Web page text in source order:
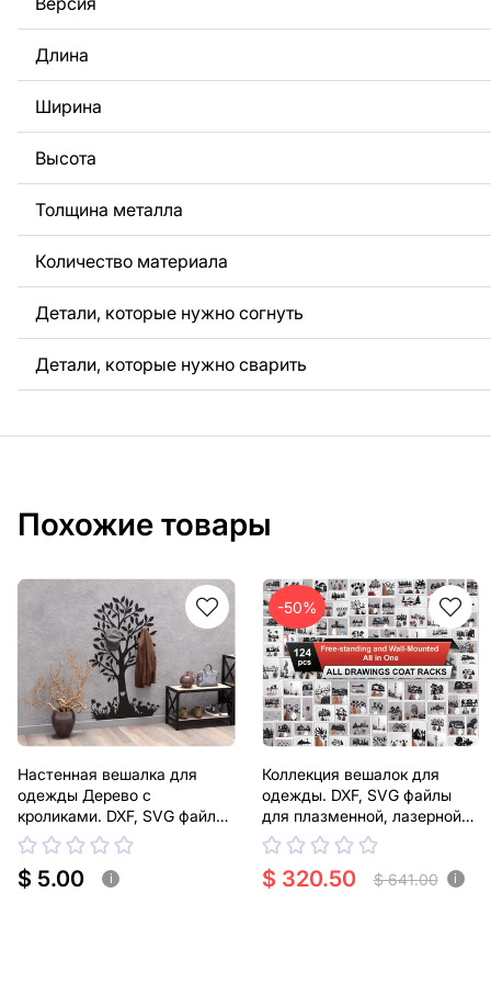
За дополнительную плату мы можем добавить любой
логотип вашей компании или внести другие изменения
Если вам нужно, чтобы мы выполнили
металла для вас, пожалуйста, свяжитесь с нами.
Если у вас остались вопросы или вам нужна помощь,
любое время, мы всегда готовы помочь.
Длина
Ширина
Высота
Толщина металла
Количество материала
Детали, которые нужно согнуть
Детали, которые нужно сварить
Похожие товары
Настенная вешалка для
одежды Дерево с
кроликами. DXF, SVG файлы
для плазменной, лазерной
резки
$ 5.00 i
-50%
Коллекция вешалок для
одежды. DXF, SVG файлы
для плазменной, лазерной
резки
$ 320.50 $ 641.00 i